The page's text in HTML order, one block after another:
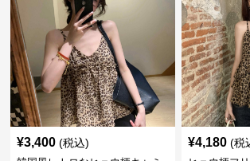
¥3,400 (税込) ¥4,180 (税